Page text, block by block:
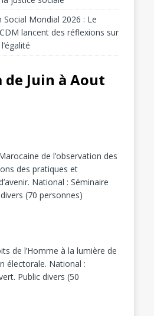
Social Mondial 2026 : Le
lancent des réflexions sur
de Juin à Aout
de l’observation des
des pratiques et
National : Séminaire
(70 personnes)
de l’Homme à la lumière de
électorale. National :
Public divers (50